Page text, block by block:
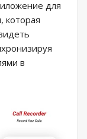
для
которая
в